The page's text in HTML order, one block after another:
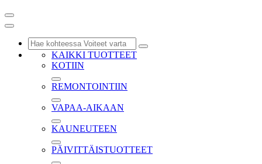
KAIKKI TUOTTEET
KOTIIN
REMONTOINTIIN
VAPAA-AIKAAN
KAUNEUTEEN
PÄIVITTÄISTUOTTEET